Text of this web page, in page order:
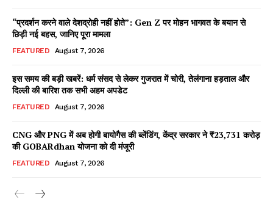
Facebook
X WhatsApp
Share
Read Latest News on AIN
“प्रदर्शन करने वाले देशद्रोही नहीं होते”: Gen Z पर मोहन भागवत के बयान से
छिड़ी नई बहस, जानिए पूरा मामला
FEATURED August 7, 2026
इस समय की बड़ी खबरें: धर्म संसद से लेकर गुजरात में चोरी, तेलंगाना हड़ताल और
दिल्ली की बारिश तक सभी अहम अपडेट
FEATURED August 7, 2026
CNG और PNG में अब होगी बायोगैस की ब्लेंडिंग, केंद्र सरकार ने ₹23,731 करोड़
की GOBARdhan योजना को दी मंजूरी
FEATURED August 7, 2026